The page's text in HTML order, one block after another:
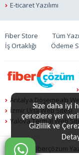
E-ticaret Yazılımı
Fiber Store Tüm
İş Ortaklığı
Ödeme
Antalya Döşemealtı
İzmir Urla Web Sitesi
Yalova Termal Web
© 2020 Fiberçözüm
Size daha iyi
çerezlere yer
Gizlilik ve